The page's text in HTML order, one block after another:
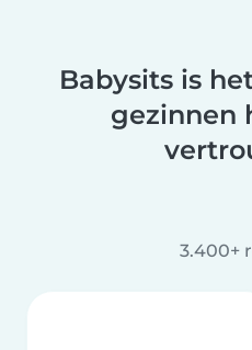
Babysits is
gezinnen
3.400+